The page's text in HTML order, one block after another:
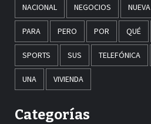
NACIONAL NEGOCIOS NUEVA
PARA PERO POR QUÉ
SPORTS SUS TELEFÓNICA
UNA VIVIENDA
Categorías